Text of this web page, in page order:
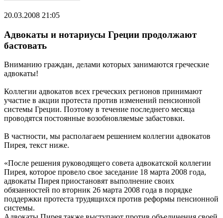
20.03.2008 21:05
Адвокаты и нотариусы Греции продолжают
бастовать
Вниманию граждан, делами которых занимаются греческие
адвокаты!
Коллегии адвокатов всех греческих регионов принимают
участие в акции протеста против изменений пенсионной
системы Греции. Поэтому в течение последнего месяца
проводятся постоянные возобновляемые забастовки.
В частности, мы располагаем решением коллегии адвокатов
Пирея, текст ниже.
«После решения руководящего совета адвокатской коллегии
Пирея, которое провело свое заседание 18 марта 2008 года,
адвокаты Пирея приостановят выполнение своих
обязанностей по вторник 26 марта 2008 года в порядке
поддержки протеста трудящихся против реформы пенсионной
системы.